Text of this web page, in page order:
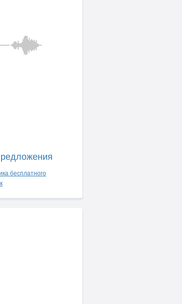
бесплатного